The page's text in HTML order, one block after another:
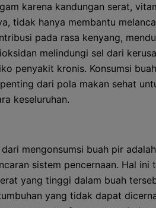
karena kandungan serat,
tidak hanya membantu
pada rasa kenyang,
melindungi sel dari
penyakit kronis. Konsumsi
dari pola makan sehat
keseluruhan.
mengonsumsi buah pir
sistem pencernaan. Hal ini
yang tinggi dalam buah
yang tidak dapat